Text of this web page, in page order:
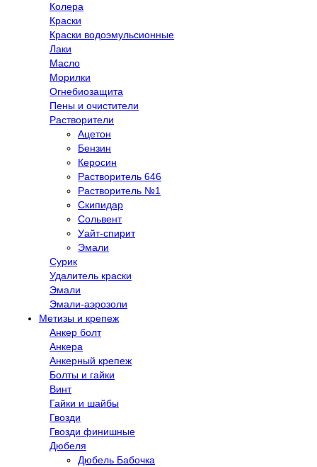
Колера
Краски
Краски водоэмульсионные
Лаки
Масло
Морилки
Огнебиозащита
Пены и очистители
Растворители
Ацетон
Бензин
Керосин
Растворитель 646
Растворитель №1
Скипидар
Сольвент
Уайт-спирит
Эмали
Сурик
Удалитель краски
Эмали
Эмали-аэрозоли
Метизы и крепеж
Анкер болт
Анкера
Анкерный крепеж
Болты и гайки
Винт
Гайки и шайбы
Гвозди
Гвозди финишные
Дюбеля
Дюбель Бабочка